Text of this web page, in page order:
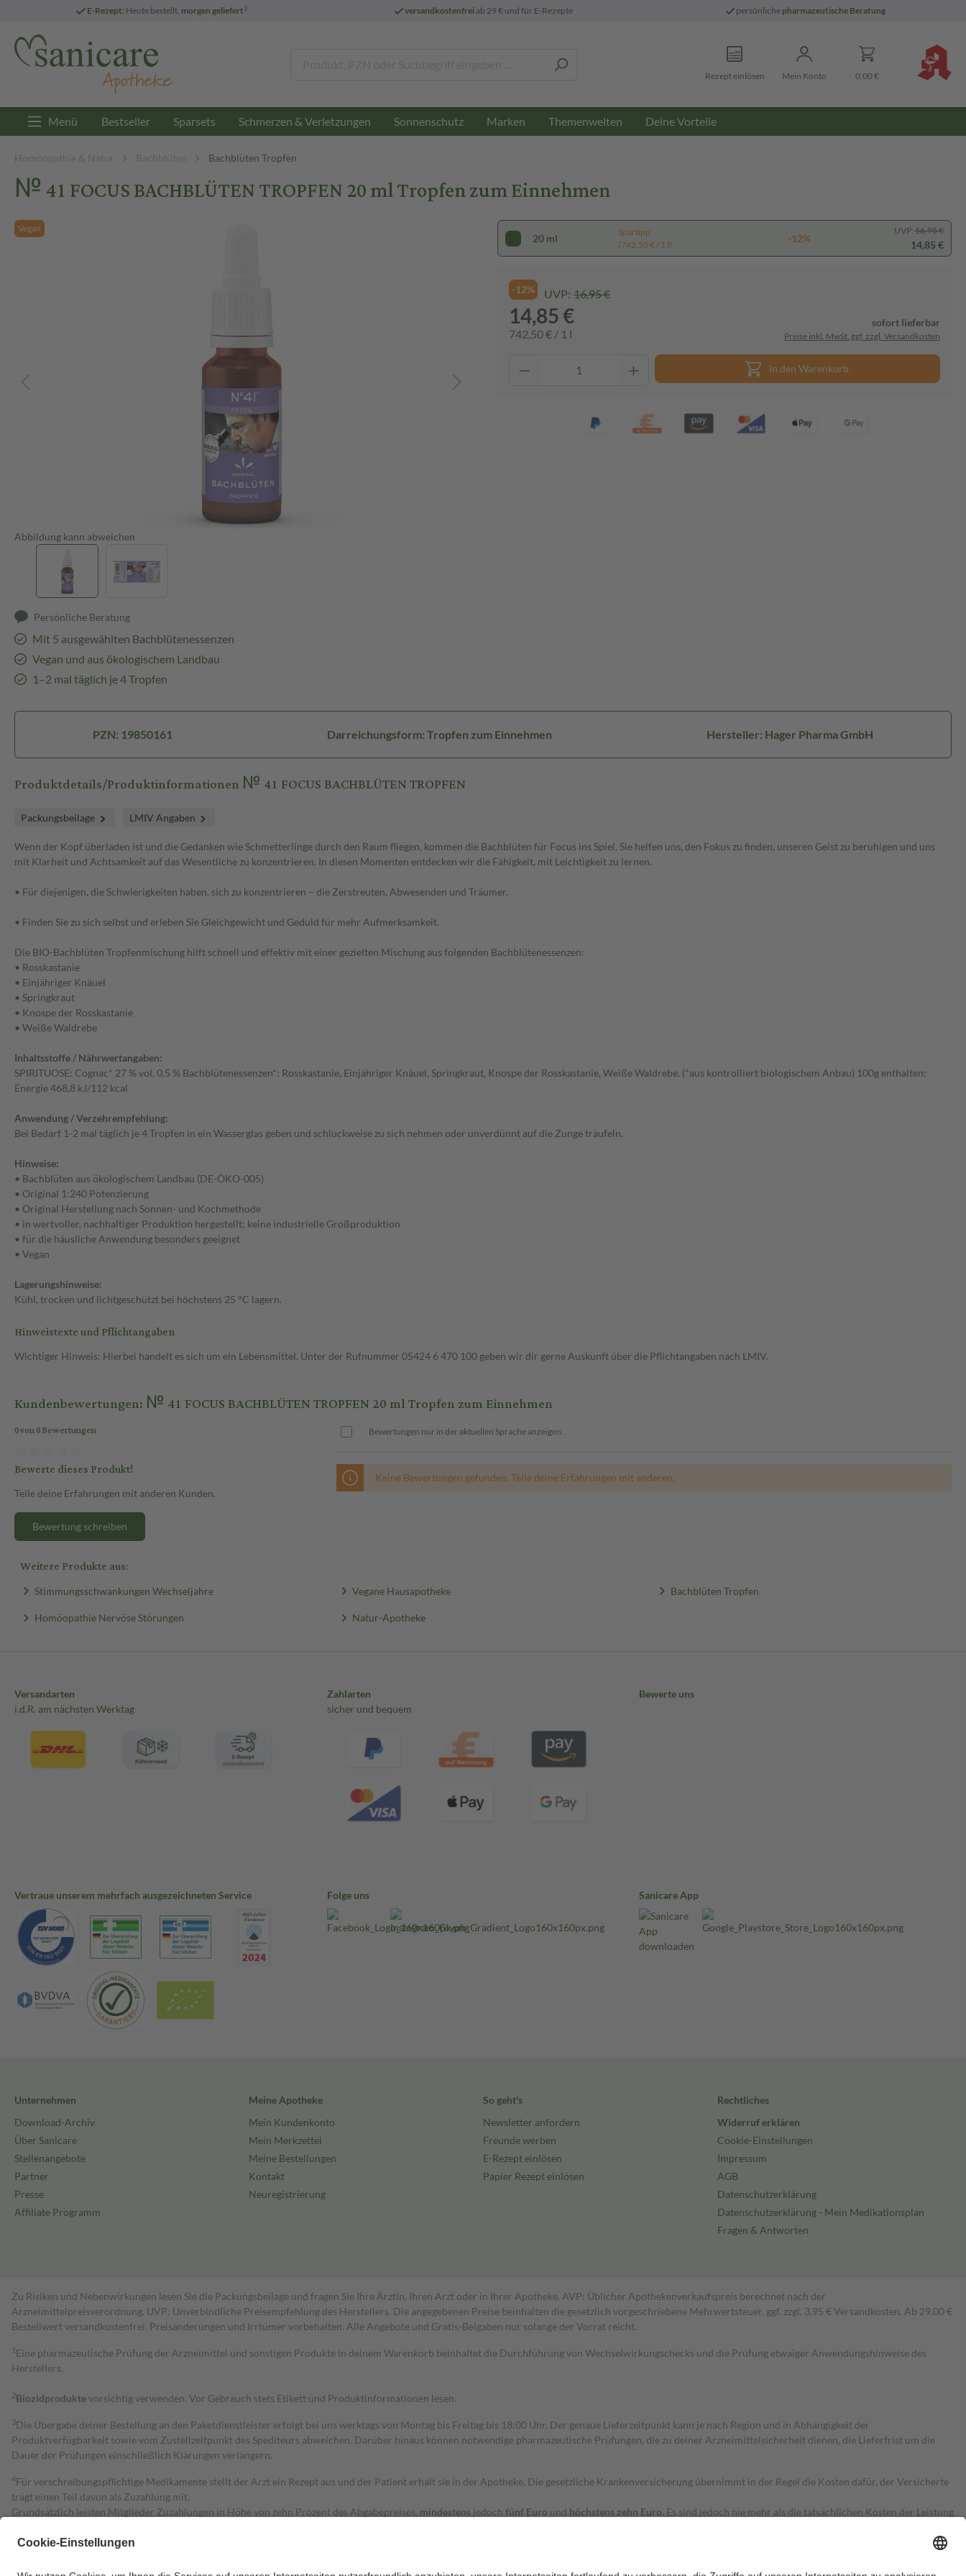
E-Rezept: Heute bestellt, morgen geliefert3 versandkostenfreiab 29 € und für E-Rezepte persönliche pharmazeutische Beratung
Rezept einlösen Mein Konto 0,00 €
Menü Bestseller Sparsets Schmerzen & Verletzungen Sonnenschutz Marken Themenwelten Deine Vorteile
Homöopathie & Natur Bachblüten Bachblüten Tropfen
№ 41 FOCUS BACHBLÜTEN TROPFEN 20 ml Tropfen zum Einnehmen
Vegan
Abbildung kann abweichen
Persönliche Beratung
Mit 5 ausgewählten Bachblütenessenzen
Vegan und aus ökologischem Landbau
1–2 mal täglich je 4 Tropfen
20 ml
Spartipp
(742,50 € / 1 l)
-12%
UVP: 16,95 €
14,85 €
-12% UVP: 16,95 €
14,85 €
742,50 € / 1 l
sofort lieferbar
Preise inkl. MwSt. ggf. zzgl. Versandkosten
In den Warenkorb
PZN: 19850161 Darreichungsform: Tropfen zum Einnehmen Hersteller: Hager Pharma GmbH
Produktdetails/Produktinformationen № 41 FOCUS BACHBLÜTEN TROPFEN
Packungsbeilage LMIV Angaben
Wenn der Kopf überladen ist und die Gedanken wie Schmetterlinge durch den Raum fliegen, kommen die Bachblüten für Focus ins Spiel. Sie helfen uns, den Fokus zu finden, unseren Geist zu beruhigen und uns
mit Klarheit und Achtsamkeit auf das Wesentliche zu konzentrieren. In diesen Momenten entdecken wir die Fähigkeit, mit Leichtigkeit zu lernen.
• Für diejenigen, die Schwierigkeiten haben, sich zu konzentrieren – die Zerstreuten, Abwesenden und Träumer.
• Finden Sie zu sich selbst und erleben Sie Gleichgewicht und Geduld für mehr Aufmerksamkeit.
Die BIO-Bachblüten Tropfenmischung hilft schnell und effektiv mit einer gezielten Mischung aus folgenden Bachblütenessenzen:
• Rosskastanie
• Einjähriger Knäuel
• Springkraut
• Knospe der Rosskastanie
• Weiße Waldrebe
Inhaltsstoffe / Nährwertangaben:
SPIRITUOSE: Cognac* 27 % vol, 0,5 % Bachblütenessenzen*: Rosskastanie, Einjähriger Knäuel, Springkraut, Knospe der Rosskastanie, Weiße Waldrebe. (*aus kontrolliert biologischem Anbau) 100g enthalten:
Energie 468,8 kJ/112 kcal
Anwendung / Verzehrempfehlung:
Bei Bedarf 1-2 mal täglich je 4 Tropfen in ein Wasserglas geben und schluckweise zu sich nehmen oder unverdünnt auf die Zunge träufeln.
Hinweise:
• Bachblüten aus ökologischem Landbau (DE-ÖKO-005)
• Original 1:240 Potenzierung
• Original Herstellung nach Sonnen- und Kochmethode
• in wertvoller, nachhaltiger Produktion hergestellt; keine industrielle Großproduktion
• für die häusliche Anwendung besonders geeignet
• Vegan
Lagerungshinweise:
Kühl, trocken und lichtgeschützt bei höchstens 25 °C lagern.
Hinweistexte und Pflichtangaben
Wichtiger Hinweis: Hierbei handelt es sich um ein Lebensmittel. Unter der Rufnummer 05424 6 470 100 geben wir dir gerne Auskunft über die Pflichtangaben nach LMIV.
Kundenbewertungen: № 41 FOCUS BACHBLÜTEN TROPFEN 20 ml Tropfen zum Einnehmen
0 von 0 Bewertungen
Bewerte dieses Produkt!
Teile deine Erfahrungen mit anderen Kunden.
Bewertung schreiben
Bewertungen nur in der aktuellen Sprache anzeigen.
Keine Bewertungen gefunden. Teile deine Erfahrungen mit anderen.
Weitere Produkte aus:
Stimmungsschwankungen Wechseljahre Vegane Hausapotheke Bachblüten Tropfen
Homöopathie Nervöse Störungen Natur-Apotheke
Versandarten
i.d.R. am nächsten Werktag
Zahlarten
sicher und bequem
Bewerte uns
Vertraue unserem mehrfach ausgezeichneten Service Folge uns Sanicare App
Unternehmen
Download-Archiv
Über Sanicare
Stellenangebote
Partner
Presse
Affiliate Programm
Meine Apotheke
Mein Kundenkonto
Mein Merkzettel
Meine Bestellungen
Kontakt
Neuregistrierung
So geht's
Newsletter anfordern
Freunde werben
E-Rezept einlösen
Papier Rezept einlösen
Rechtliches
Widerruf erklären
Cookie-Einstellungen
Impressum
AGB
Datenschutzerklärung
Datenschutzerklärung - Mein Medikationsplan
Fragen & Antworten
Zu Risiken und Nebenwirkungen lesen Sie die Packungsbeilage und fragen Sie Ihre Ärztin, Ihren Arzt oder in Ihrer Apotheke. AVP: Üblicher Apothekenverkaufspreis berechnet nach der
Arzneimittelpreisverordnung. UVP: Unverbindliche Preisempfehlung des Herstellers. Die angegebenen Preise beinhalten die gesetzlich vorgeschriebene Mehrwertsteuer, ggf. zzgl. 3,95 € Versandkosten. Ab 29,00 €
Bestell­wert versand­kosten­frei. Preisänderungen und Irrtümer vorbehalten. Alle Angebote und Gratis-Beigaben nur solange der Vorrat reicht.
1 Eine pharmazeutische Prüfung der Arzneimittel und sonstigen Produkte in deinem Warenkorb beinhaltet die Durchführung von Wechselwirkungschecks und die Prüfung etwaiger Anwendungshinweise des
Herstellers.
2Biozidproduktevorsichtig verwenden. Vor Gebrauch stets Etikett und Produktinformationen lesen.
3Die Übergabe deiner Bestellung an den Paketdienstleister erfolgt bei uns werktags von Montag bis Freitag bis 18:00 Uhr. Der genaue Lieferzeitpunkt kann je nach Region und in Abhängigkeit der
Produktverfügbarkeit sowie vom Zustellzeitpunkt des Spediteurs abweichen. Darüber hinaus können notwendige pharmazeutische Prüfungen, die zu deiner Arzneimittelsicherheit dienen, die Lieferfrist um die
Dauer der Prüfungen einschließlich Klärungen verlängern.
4Für verschreibungspflichtige Medikamente stellt der Arzt ein Rezept aus und der Patient erhält sie in der Apotheke. Die gesetzliche Krankenversicherung übernimmt in der Regel die Kosten dafür, der Versicherte
trägt einen Teil davon als Zuzahlung mit.
Grundsätzlich leisten Mitglieder Zuzahlungen in Höhe von zehn Prozent des Abgabepreises, mindestens jedoch fünf Euro und höchstens zehn Euro. Es sind jedoch nie mehr als die tatsächlichen Kosten der Leistung
Diese Regeln gelten grundsätzlich auch für Online-Apotheken.
Um das Engagement der Versicherten für ihre eigene Gesundheit zu stärken und die besondere Stellung der Familie zu unterstützen, fallenkeine Zuzahlungen an bei: